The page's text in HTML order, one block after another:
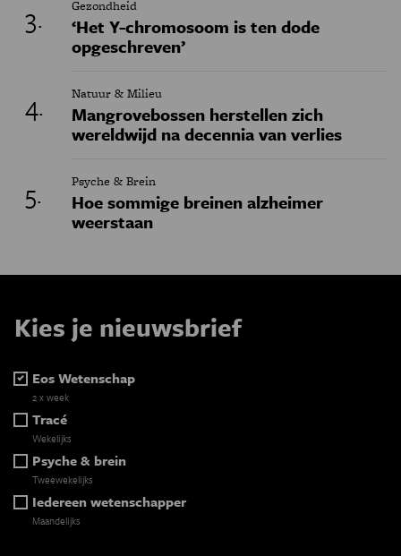
Gezondheid
‘Het Y-chromosoom is ten dode
opgeschreven’
Natuur & Milieu
Mangrovebossen herstellen zich
wereldwijd na decennia van verlies
Psyche & Brein
Hoe sommige breinen alzheimer
weerstaan
Kies je nieuwsbrief
Eos Wetenschap
2 x week
Tracé
Wekelijks
Psyche & brein
Tweewekelijks
Iedereen wetenschapper
Maandelijks